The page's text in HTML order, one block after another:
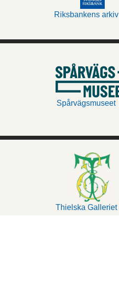
Riksbankens arkiv
Spårvägsmuseet
Thielska Galleriet